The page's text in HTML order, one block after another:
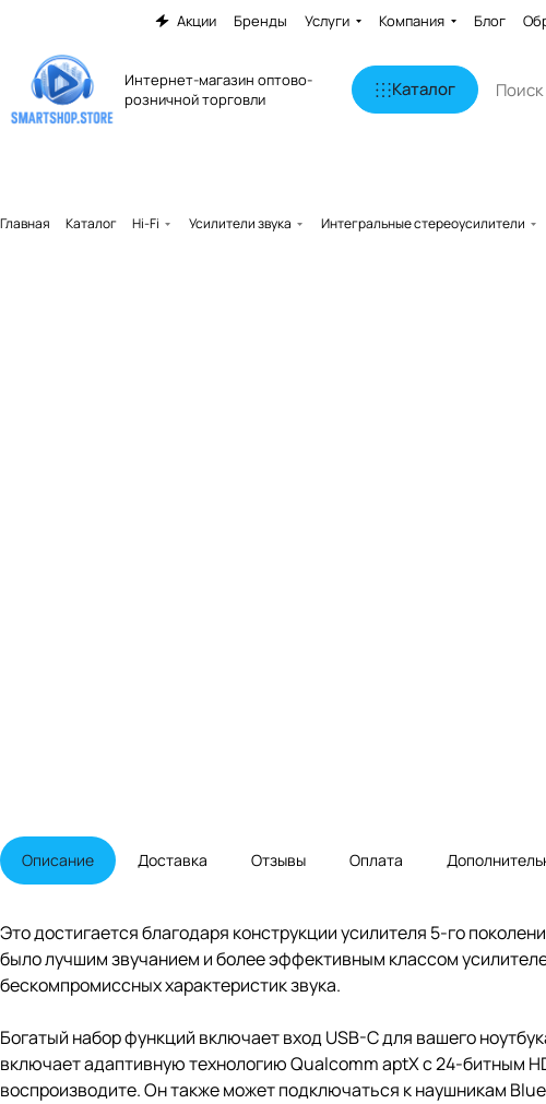
Акции Бренды Услуги Компания Блог
Интернет-магазин оптово-
розничной торговли
Каталог
Главная Каталог Hi-Fi Усилители звука Интегральные стереоусилители
Описание Доставка Отзывы Оплата
Это достигается благодаря конструкции усилителя 5-го
было лучшим звучанием и более эффективным классом
бескомпромиссных характеристик звука.
Богатый набор функций включает вход USB-C для вашего
включает адаптивную технологию Qualcomm aptX с 24-битным
воспроизводите. Он также может подключаться к наушникам